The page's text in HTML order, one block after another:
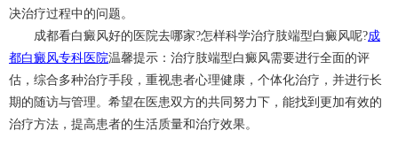
决治疗过程中的问题。
成都看白癜风好的医院去哪家?怎样科学治疗肢端型白癜风呢?成
都白癜风专科医院温馨提示：治疗肢端型白癜风需要进行全面的评
估，综合多种治疗手段，重视患者心理健康，个体化治疗，并进行长
期的随访与管理。希望在医患双方的共同努力下，能找到更加有效的
治疗方法，提高患者的生活质量和治疗效果。